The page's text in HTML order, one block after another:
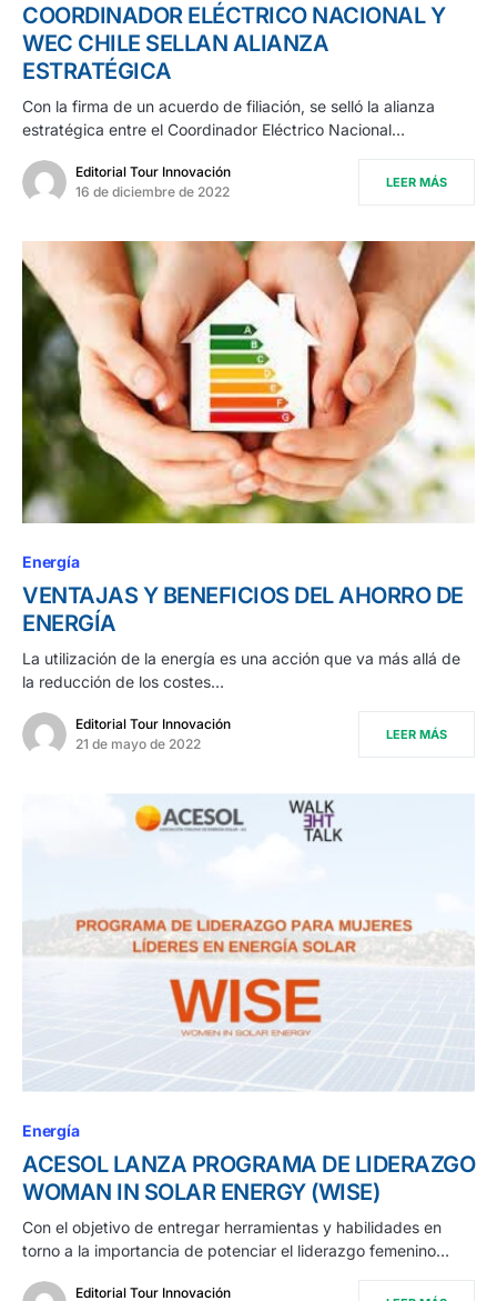
COORDINADOR ELÉCTRICO NACIONAL Y
WEC CHILE SELLAN ALIANZA
ESTRATÉGICA
Con la firma de un acuerdo de filiación, se selló la alianza
estratégica entre el Coordinador Eléctrico Nacional…
Editorial Tour Innovación
16 de diciembre de 2022
LEER MÁS
Energía
VENTAJAS Y BENEFICIOS DEL AHORRO DE
ENERGÍA
La utilización de la energía es una acción que va más allá de
la reducción de los costes…
Editorial Tour Innovación
21 de mayo de 2022
LEER MÁS
Energía
ACESOL LANZA PROGRAMA DE LIDERAZGO
WOMAN IN SOLAR ENERGY (WISE)
Con el objetivo de entregar herramientas y habilidades en
torno a la importancia de potenciar el liderazgo femenino…
Editorial Tour Innovación